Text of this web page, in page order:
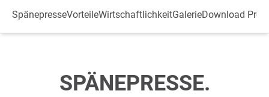
SpänepresseVorteileWirtschaftlichkeitGalerieDownload
SPÄNEPRESSE.